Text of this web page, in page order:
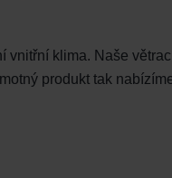
vnitřní klima. Naše
produkt tak